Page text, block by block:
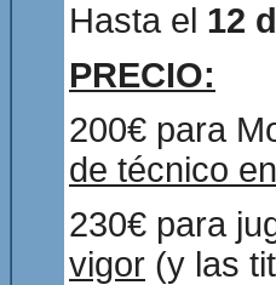
Hasta el 12
PRECIO:
200€ para
de técnico
230€ para
vigor (y las